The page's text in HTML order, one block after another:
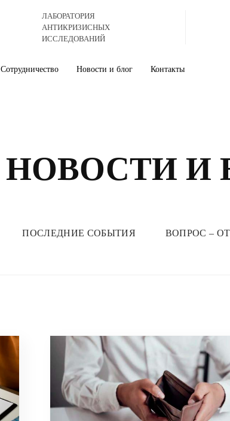
ЛАБОРАТОРИЯ
АНТИКРИЗИСНЫХ
ИССЛЕДОВАНИЙ
Сотрудничество Новости и блог Контакты
НОВОСТИ И
ПОСЛЕДНИЕ СОБЫТИЯ ВОПРОС –